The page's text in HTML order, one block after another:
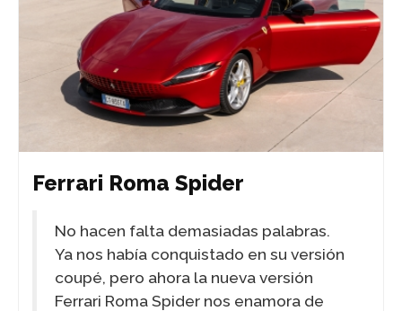
Ferrari Roma Spider
No hacen falta demasiadas palabras.
Ya nos había conquistado en su versión
coupé, pero ahora la nueva versión
Ferrari Roma Spider nos enamora de